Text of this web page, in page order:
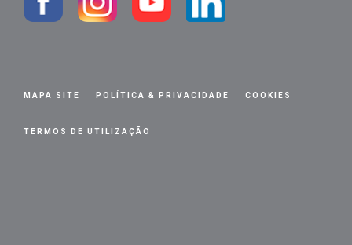
MAPA SITE POLÍTICA & PRIVACIDADE COOKIES
TERMOS DE UTILIZAÇÃO